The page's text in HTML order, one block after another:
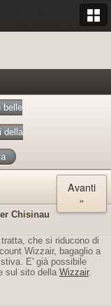
belle
della
Avanti
»
Chisinau
che si riducono di
Wizzair, bagaglio a
E' già possibile
sul sito della Wizzair.